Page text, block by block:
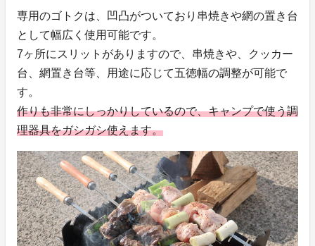
専用のゴトクは、凹凸がついており串焼きや網の置き台
として幅広く使用可能です。
7ヶ所にスリットがありますので、串焼きや、クッカー
台、網置き台等、用途に応じて五徳幅の調整が可能で
す。
作りも非常にしっかりしているので、キャンプで使う調
理器具をガシガシ使えます。